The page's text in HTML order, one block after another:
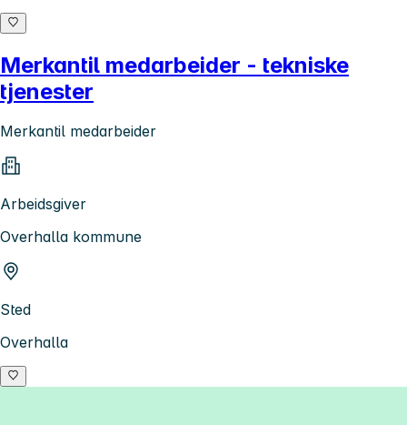
Merkantil medarbeider - tekniske
tjenester
Merkantil medarbeider
Arbeidsgiver
Overhalla kommune
Sted
Overhalla